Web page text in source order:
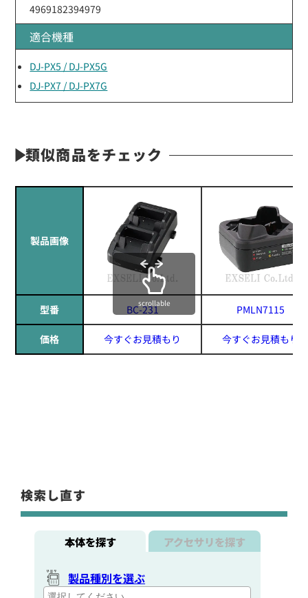
4969182394979
適合機種
DJ-PX5 / DJ-PX5G
DJ-PX7 / DJ-PX7G
類似商品をチェック
製品画像
型番 BC-231 PMLN7115
価格 今すぐお見積もり 今すぐお見積もり
scrollable
検索し直す
本体を探す アクセサリを探す
製品種別を選ぶ